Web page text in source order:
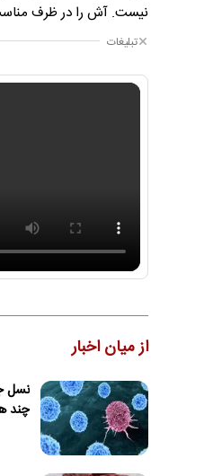
نیست. آش را در ظرف
تبلیغات
از میان اخبار
نسل
چند